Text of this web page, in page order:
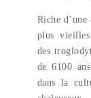
Riche
plus
des
de 6100
dans la